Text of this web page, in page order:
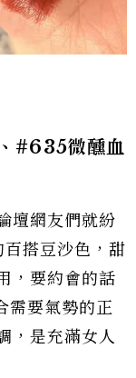
#635微醺血
壇網友們就紛
百搭豆沙色，甜
，要約會的話
需要氣勢的正
，是充滿女人